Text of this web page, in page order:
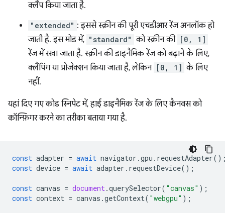
क्लैंप किया जाता है.
"extended" : इससे स्क्रीन की पूरी एचडीआर रेंज अनलॉक हो
जाती है. इस मोड में, "standard" को स्क्रीन की [0, 1]
रेंज में रखा जाता है. स्क्रीन की डाइनैमिक रेंज को बढ़ाने के लिए,
क्लैंपिंग या प्रोजेक्शन किया जाता है, लेकिन [0, 1] के लिए
नहीं.
यहां दिए गए कोड स्निपेट में, हाई डाइनैमिक रेंज के लिए कैनवस को
कॉन्फ़िगर करने का तरीका बताया गया है.
const adapter = await navigator .gpu . requestAdapter
const device = await adapter . requestDevice();
const canvas = document.querySelector( "canvas" );
const context = canvas .getContext( "webgpu" );